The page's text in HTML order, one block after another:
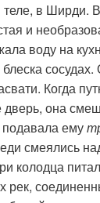
в Ширди.
и
воду на
сосудах.
Когда
она
подавала ему
смеялись
колодца
рек,